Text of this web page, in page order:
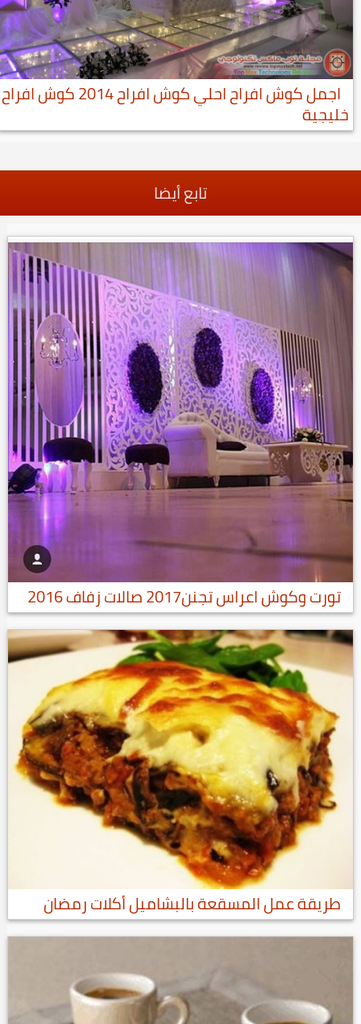
اجمل كوش افراح احلي كوش افراح 2014 كوش افراح
خليجية
تابع أيضا
تورت وكوش اعراس تجنن2017 صالات زفاف 2016
طريقة عمل المسقعة بالبشاميل أكلات رمضان